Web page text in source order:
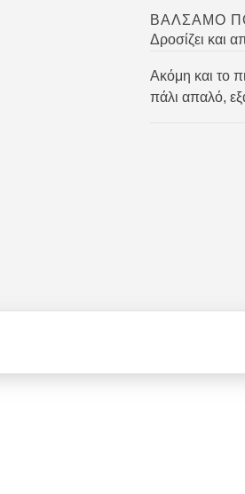
ΒΆΛΣΑΜΟ
Δροσίζει και
Ακόμη και το
πάλι απαλό,